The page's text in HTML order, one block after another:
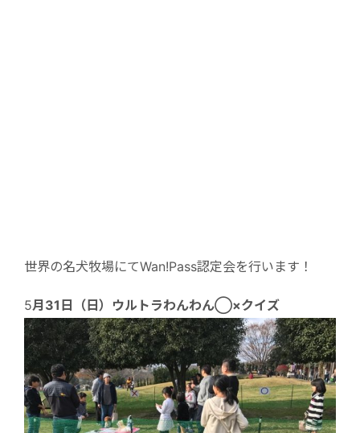
世界の名犬牧場にてWan!Pass認定会を行います！
5月31日（日）ウルトラわんわん◯×クイズ